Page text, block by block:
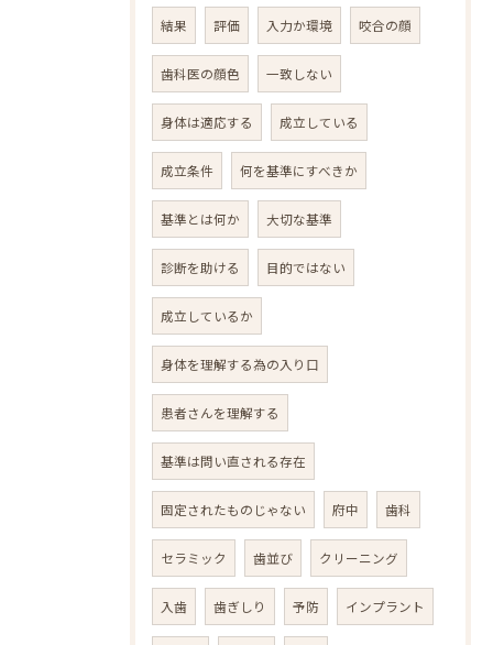
結果 評価 入力か環境 咬合の顔
歯科医の顔色 一致しない
身体は適応する 成立している
成立条件 何を基準にすべきか
基準とは何か 大切な基準
診断を助ける 目的ではない
成立しているか
身体を理解する為の入り口
患者さんを理解する
基準は問い直される存在
固定されたものじゃない 府中 歯科
セラミック 歯並び クリーニング
入歯 歯ぎしり 予防 インプラント